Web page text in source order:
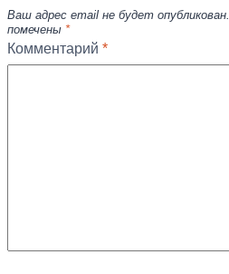
Ваш адрес email не будет опубликован.
помечены *
Комментарий *